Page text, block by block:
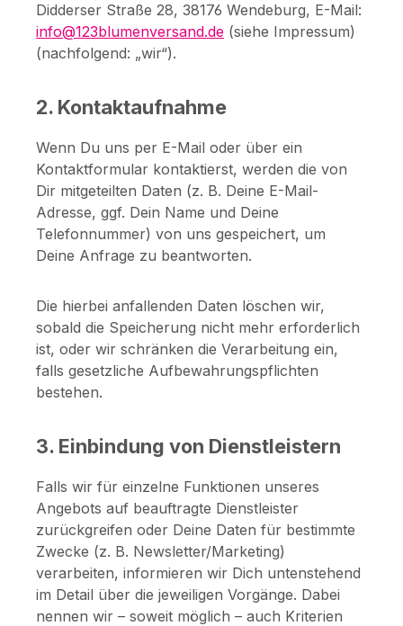
Didderser Straße 28, 38176 Wendeburg, E-Mail:
info@123blumenversand.de (siehe Impressum)
(nachfolgend: „wir“).
2. Kontaktaufnahme
Wenn Du uns per E-Mail oder über ein
Kontaktformular kontaktierst, werden die von
Dir mitgeteilten Daten (z. B. Deine E-Mail-
Adresse, ggf. Dein Name und Deine
Telefonnummer) von uns gespeichert, um
Deine Anfrage zu beantworten.
Die hierbei anfallenden Daten löschen wir,
sobald die Speicherung nicht mehr erforderlich
ist, oder wir schränken die Verarbeitung ein,
falls gesetzliche Aufbewahrungspflichten
bestehen.
3. Einbindung von Dienstleistern
Falls wir für einzelne Funktionen unseres
Angebots auf beauftragte Dienstleister
zurückgreifen oder Deine Daten für bestimmte
Zwecke (z. B. Newsletter/Marketing)
verarbeiten, informieren wir Dich untenstehend
im Detail über die jeweiligen Vorgänge. Dabei
nennen wir – soweit möglich – auch Kriterien